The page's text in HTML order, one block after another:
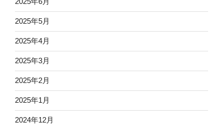
2025年5月
2025年4月
2025年3月
2025年2月
2025年1月
2024年12月